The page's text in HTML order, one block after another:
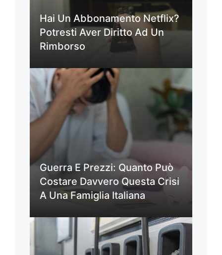
Hai Un Abbonamento Netflix?
Potresti Aver Diritto Ad Un
Rimborso
Guerra E Prezzi: Quanto Può
Costare Davvero Questa Crisi
A Una Famiglia Italiana